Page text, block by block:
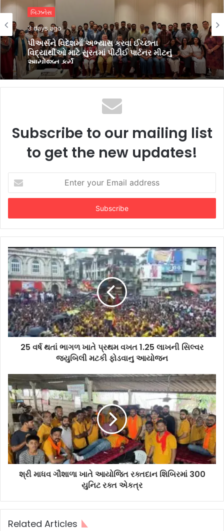
બિઝનેસ
3 days ago
પીઅર્સને વિદેશમાં અભ્યાસ કરવા ઈચ્છતા
વિદ્યાર્થીઓ માટે સુરતમાં પીટીઈ પાર્ટનર મીટનું
આયોજન કર્યું
Subscribe to our mailing list
to get the new updates!
your
Email
25 વર્ષ થતાં ભાગળ ખાતે પ્રથમ વખત 1.25 લાખની સિલ્વર
જ્યુબિલી મટકી ફોડવાનુ આયોજન
શ્રી માધવ ગૌશાળા ખાતે આયોજિત રક્તદાન શિબિરમાં 300
યુનિટ રક્ત એકત્ર
Related Articles